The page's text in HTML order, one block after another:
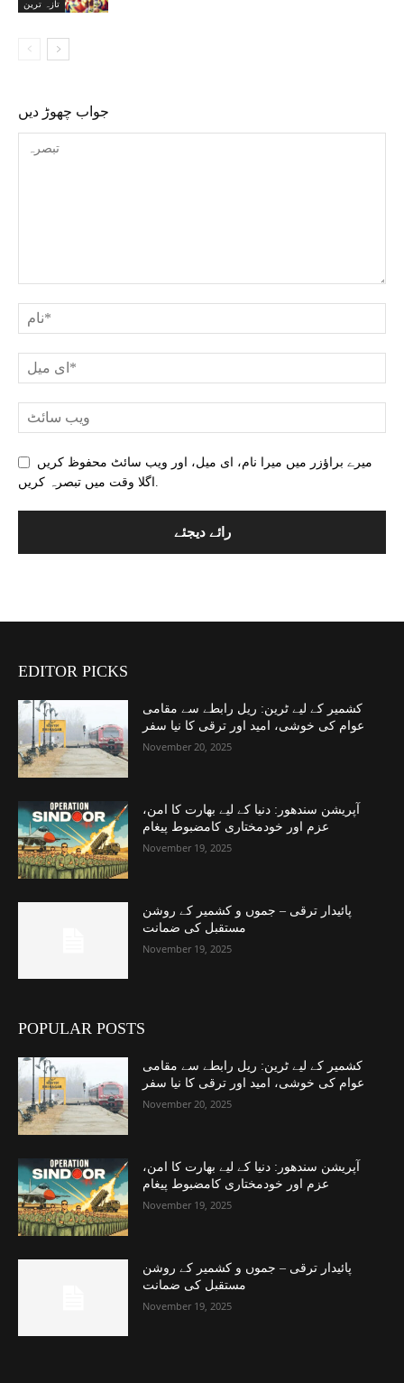
تازہ ترین
جواب چھوڑ دیں
میرے براؤزر میں میرا نام، ای میل، اور ویب سائٹ محفوظ کریں
اگلا وقت میں تبصرہ کریں.
EDITOR PICKS
کشمیر کے لیے ٹرین: ریل رابطے سے مقامی
عوام کی خوشی، امید اور ترقی کا نیا سفر
November 20, 2025
آپریشن سندھور: دنیا کے لیے بھارت کا امن،
عزم اور خودمختاری کامضبوط پیغام
November 19, 2025
پائیدار ترقی – جموں و کشمیر کے روشن
مستقبل کی ضمانت
November 19, 2025
POPULAR POSTS
کشمیر کے لیے ٹرین: ریل رابطے سے مقامی
عوام کی خوشی، امید اور ترقی کا نیا سفر
November 20, 2025
آپریشن سندھور: دنیا کے لیے بھارت کا امن،
عزم اور خودمختاری کامضبوط پیغام
November 19, 2025
پائیدار ترقی – جموں و کشمیر کے روشن
مستقبل کی ضمانت
November 19, 2025